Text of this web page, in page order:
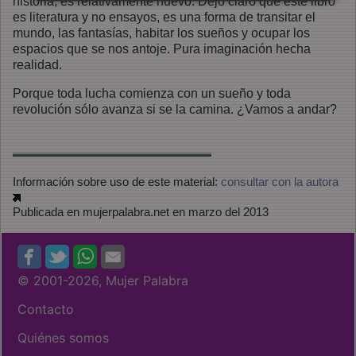
es literatura y no ensayos, es una forma de transitar el
mundo, las fantasías, habitar los sueños y ocupar los
espacios que se nos antoje. Pura imaginación hecha
realidad.
Porque toda lucha comienza con un sueño y toda
revolución sólo avanza si se la camina. ¿Vamos a andar?
Información sobre uso de este material: consultar con la autora
Publicada en mujerpalabra.net en marzo del 2013
© 2001-2026, Mujer Palabra
Contacto
Quiénes somos